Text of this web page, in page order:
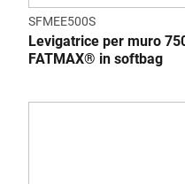
SFMEE500S
Levigatrice per muro
FATMAX® in softbag